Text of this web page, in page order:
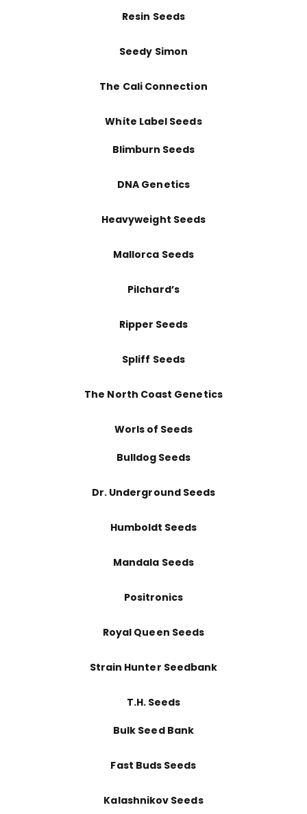
Resin Seeds
Seedy Simon
The Cali Connection
White Label Seeds
Blimburn Seeds
DNA Genetics
Heavyweight Seeds
Mallorca Seeds
Pilchard’s
Ripper Seeds
Spliff Seeds
The North Coast Genetics
Worls of Seeds
Bulldog Seeds
Dr. Underground Seeds
Humboldt Seeds
Mandala Seeds
Positronics
Royal Queen Seeds
Strain Hunter Seedbank
T.H. Seeds
Bulk Seed Bank
Fast Buds Seeds
Kalashnikov Seeds